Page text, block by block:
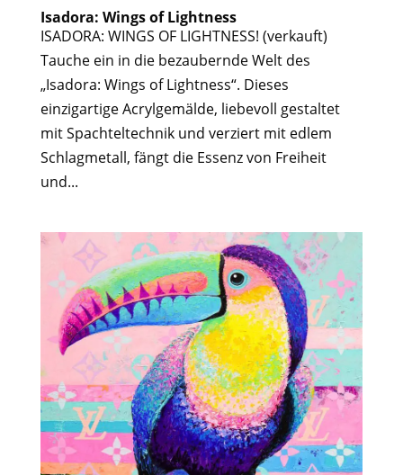
Isadora: Wings of Lightness
ISADORA: WINGS OF LIGHTNESS! (verkauft)
Tauche ein in die bezaubernde Welt des
„Isadora: Wings of Lightness“. Dieses
einzigartige Acrylgemälde, liebevoll gestaltet
mit Spachteltechnik und verziert mit edlem
Schlagmetall, fängt die Essenz von Freiheit
und...